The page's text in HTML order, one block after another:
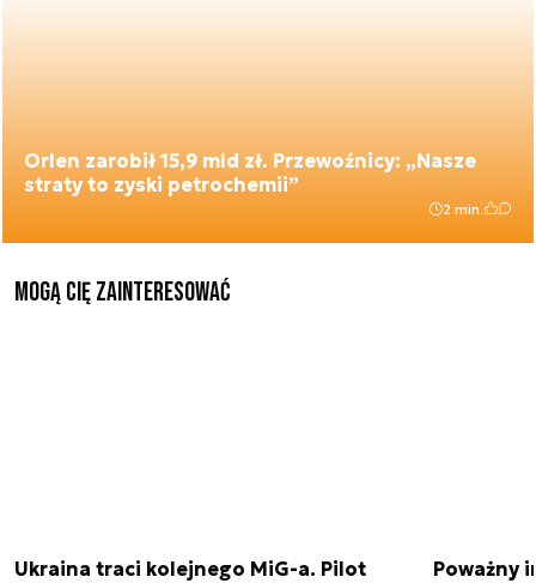
Orlen zarobił 15,9 mld zł. Przewoźnicy: „Nasze
straty to zyski petrochemii”
2 min.
Mogą Cię zainteresować
Ukraina traci kolejnego MiG-a. Pilot
Poważny